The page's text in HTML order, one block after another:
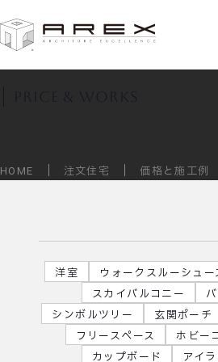
価格と施
HOME 注文住宅 価格と施工例
洋室 ウォークスルーシュー
スカイバルコニー
シンボルツリー
玄関ポーチ
フリースペース
ホビー
カップボード
アイ